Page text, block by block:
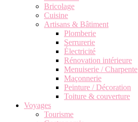
Bricolage
Cuisine
Artisans & Bâtiment
Plomberie
Serrurerie
Électricité
Rénovation intérieure
Menuiserie / Charpente
Maçonnerie
Peinture / Décoration
Toiture & couverture
Voyages
Tourisme